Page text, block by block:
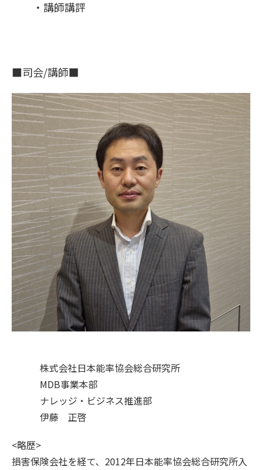
・講師講評
■司会/講師■
株式会社日本能率協会総合研究所
MDB事業本部
ナレッジ・ビジネス推進部
伊藤 正啓
<略歴>
損害保険会社を経て、2012年日本能率協会総合研究所入